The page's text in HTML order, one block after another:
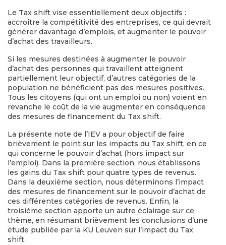
Le Tax shift vise essentiellement deux objectifs :
accroître la compétitivité des entreprises, ce qui devrait
générer davantage d’emplois, et augmenter le pouvoir
d’achat des travailleurs.
Si les mesures destinées à augmenter le pouvoir
d’achat des personnes qui travaillent atteignent
partiellement leur objectif, d’autres catégories de la
population ne bénéficient pas des mesures positives.
Tous les citoyens (qui ont un emploi ou non) voient en
revanche le coût de la vie augmenter en conséquence
des mesures de financement du Tax shift.
La présente note de l’IEV a pour objectif de faire
brièvement le point sur les impacts du Tax shift, en ce
qui concerne le pouvoir d’achat (hors impact sur
l’emploi). Dans la première section, nous établissons
les gains du Tax shift pour quatre types de revenus.
Dans la deuxième section, nous déterminons l’impact
des mesures de financement sur le pouvoir d’achat de
ces différentes catégories de revenus. Enfin, la
troisième section apporte un autre éclairage sur ce
thème, en résumant brièvement les conclusions d’une
étude publiée par la KU Leuven sur l’impact du Tax
shift.